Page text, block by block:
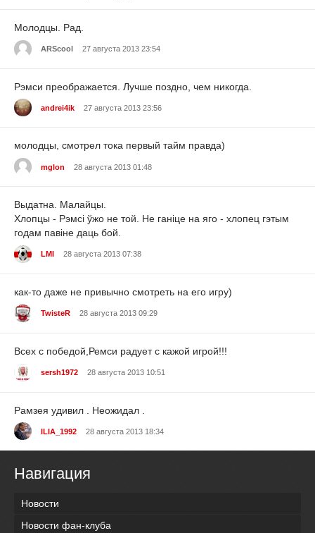
Молодцы. Рад.
ARScool 27 августа 2013 23:54
Рэмси преображается. Лучше поздно, чем никогда.
andrei4ik 27 августа 2013 23:56
молодцы, смотрел тока первый тайм правда)
mglon 28 августа 2013 01:48
Выдатна. Малайцы.
Хлопцы - Рэмсі ўжо не той. Не ганіце на яго - хлопец гэтым
годам павіне даць бой.
LMI 28 августа 2013 07:38
как-то даже не привычно смотреть на его игру)
TwisteR 28 августа 2013 09:29
Всех с победой,Ремси радует с кажой игрой!!!
sersh1972 28 августа 2013 10:51
Рамзея удивил . Неожидал .
ILIA_1992 28 августа 2013 18:34
Навигация
Новости
Новости фан-клуба